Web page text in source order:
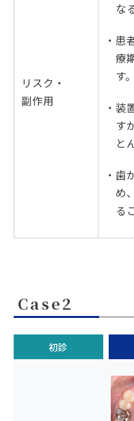
リスク・
副作用
な
・患
療
す。
・装
す
と
・歯
め
る
Case2
初診